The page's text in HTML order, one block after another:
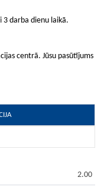
darba dienu laikā.
centrā. Jūsu pasūtījums
2.00